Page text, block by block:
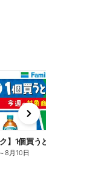
ク】1個買うと1個もらえる/麦茶
～8月10日
e
x
t